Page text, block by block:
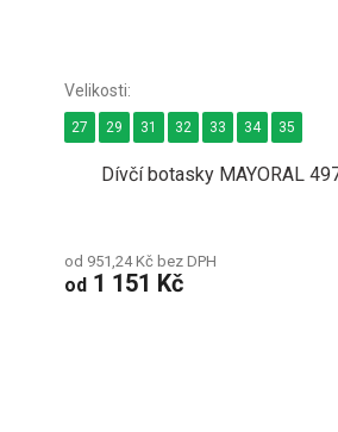
Dívčí botasky MAYORAL
od 951,24 Kč bez DPH
od 1 151 Kč
27 29 31 32 33 34 35